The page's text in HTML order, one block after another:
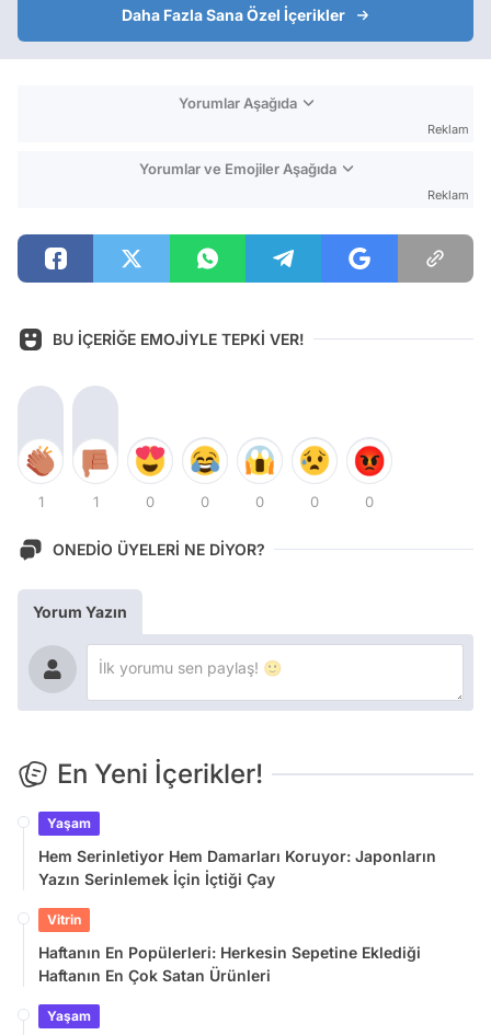
Daha Fazla Sana Özel İçerikler
Yorumlar Aşağıda
Reklam
Yorumlar ve Emojiler Aşağıda
Reklam
BU İÇERİĞE EMOJİYLE TEPKİ VER!
1 1 0 0 0 0 0
ONEDİO ÜYELERİ NE DİYOR?
Yorum Yazın
En Yeni İçerikler!
Yaşam
Hem Serinletiyor Hem Damarları Koruyor: Japonların
Yazın Serinlemek İçin İçtiği Çay
Vitrin
Haftanın En Popülerleri: Herkesin Sepetine Eklediği
Haftanın En Çok Satan Ürünleri
Yaşam